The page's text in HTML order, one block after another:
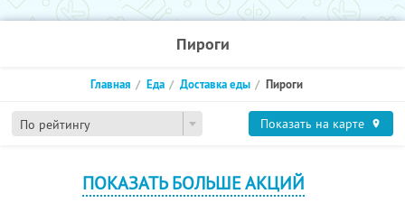
Пироги
По рейтингу
Главная Еда Доставка еды Пироги
Показать на карте
ПОКАЗАТЬ БОЛЬШЕ АКЦИЙ